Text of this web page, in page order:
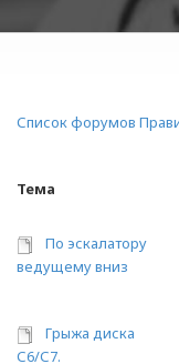
Список форумов
Тема
По эскалатору
ведущему вниз
Грыжа диска
С6/С7.